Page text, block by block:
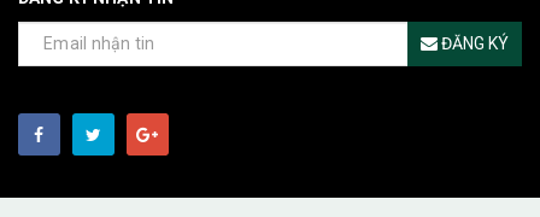
ĐĂNG KÝ